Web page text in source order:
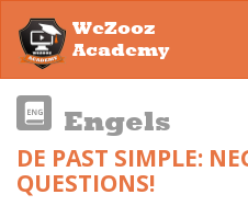
WeZooz
Academy
Engels
DE PAST SIMPLE:
QUESTIONS!